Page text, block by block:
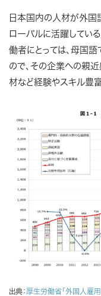
日本国内の人材が外国
ローバルに活躍している
働者にとっては、母国
ので、その企業への親近
材など経験やスキル豊
出典： 厚生労働省「外国人雇